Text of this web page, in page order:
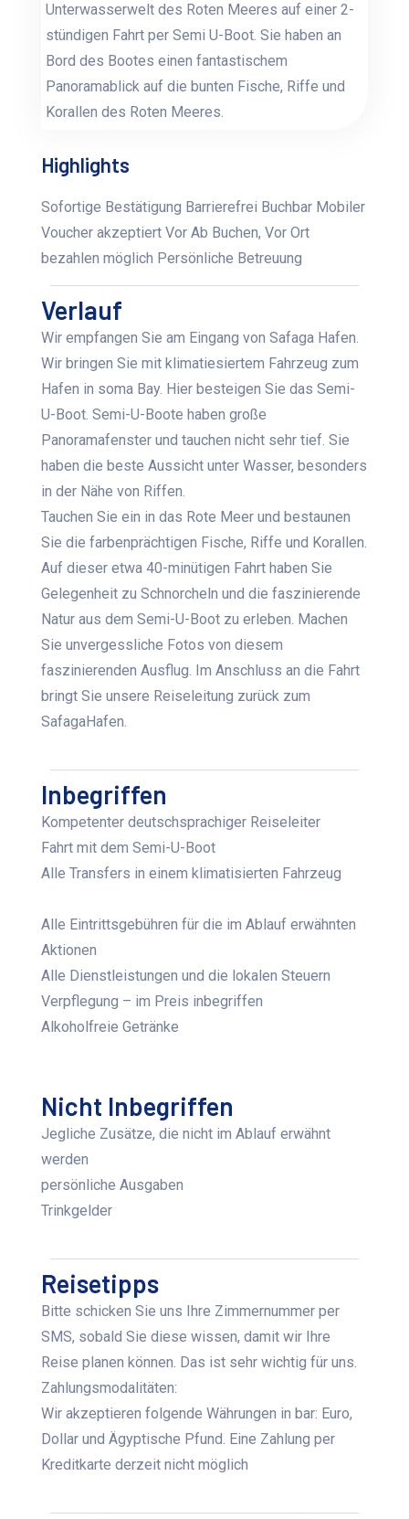
Unterwasserwelt des Roten Meeres auf einer 2-
stündigen Fahrt per Semi U-Boot. Sie haben an
Bord des Bootes einen fantastischem
Panoramablick auf die bunten Fische, Riffe und
Korallen des Roten Meeres.
Highlights
Sofortige Bestätigung Barrierefrei Buchbar Mobiler
Voucher akzeptiert Vor Ab Buchen, Vor Ort
bezahlen möglich Persönliche Betreuung
Verlauf
Wir empfangen Sie am Eingang von Safaga Hafen.
Wir bringen Sie mit klimatiesiertem Fahrzeug zum
Hafen in soma Bay. Hier besteigen Sie das Semi-
U-Boot. Semi-U-Boote haben große
Panoramafenster und tauchen nicht sehr tief. Sie
haben die beste Aussicht unter Wasser, besonders
in der Nähe von Riffen.
Tauchen Sie ein in das Rote Meer und bestaunen
Sie die farbenprächtigen Fische, Riffe und Korallen.
Auf dieser etwa 40-minütigen Fahrt haben Sie
Gelegenheit zu Schnorcheln und die faszinierende
Natur aus dem Semi-U-Boot zu erleben. Machen
Sie unvergessliche Fotos von diesem
faszinierenden Ausflug. Im Anschluss an die Fahrt
bringt Sie unsere Reiseleitung zurück zum
SafagaHafen.
Inbegriffen
Kompetenter deutschsprachiger Reiseleiter
Fahrt mit demSemi-U-Boot
Alle Transfers in einem klimatisierten Fahrzeug
Alle Eintrittsgebühren für die im Ablauf erwähnten
Aktionen
Alle Dienstleistungen und die lokalen Steuern
Verpflegung – im Preis inbegriffen
Alkoholfreie Getränke
Nicht Inbegriffen
Jegliche Zusätze, die nicht im Ablauf erwähnt
werden
persönliche Ausgaben
Trinkgelder
Reisetipps
Bitte schicken Sie uns Ihre Zimmernummer per
SMS, sobald Sie diese wissen, damit wir Ihre
Reise planen können. Das ist sehr wichtig für uns.
Zahlungsmodalitäten:
Wir akzeptieren folgende Währungen in bar: Euro,
Dollar und Ägyptische Pfund. Eine Zahlung per
Kreditkarte derzeit nicht möglich